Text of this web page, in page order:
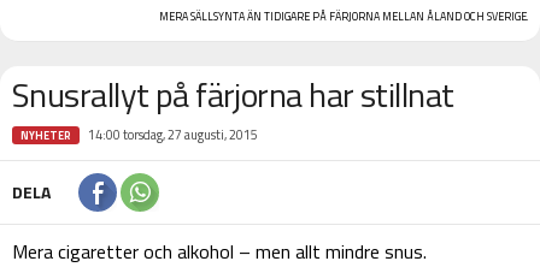
MERA SÄLLSYNTA ÄN TIDIGARE PÅ FÄRJORNA MELLAN ÅLAND OCH SVERIGE.
Snusrallyt på färjorna har stillnat
NYHETER 14:00 torsdag, 27 augusti, 2015
DELA
Mera cigaretter och alkohol – men allt mindre snus.